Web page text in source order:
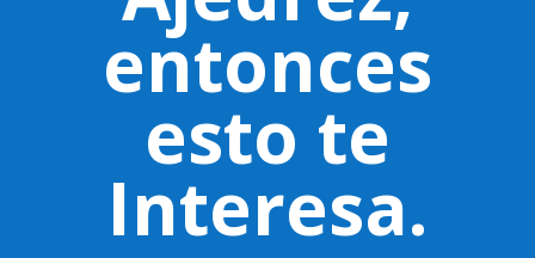
entonces
esto te
Interesa.